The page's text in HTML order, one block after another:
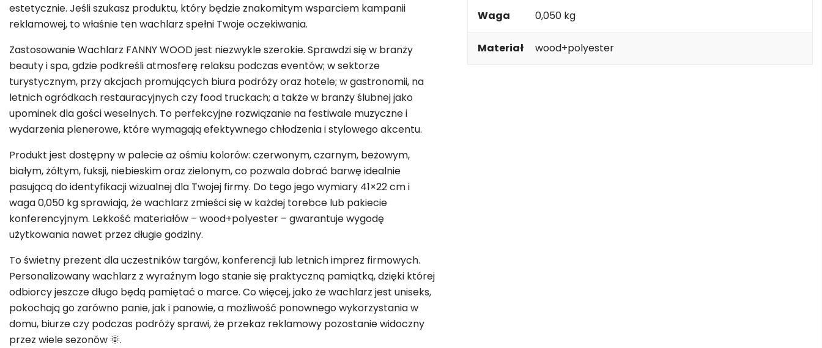
estetycznie. Jeśli szukasz produktu, który będzie znakomitym wsparciem kampanii
reklamowej, to właśnie ten wachlarz spełni Twoje oczekiwania.
Zastosowanie Wachlarz FANNY WOOD jest niezwykle szerokie. Sprawdzi się w branży
beauty i spa, gdzie podkreśli atmosferę relaksu podczas eventów; w sektorze
turystycznym, przy akcjach promujących biura podróży oraz hotele; w gastronomii, na
letnich ogródkach restauracyjnych czy food truckach; a także w branży ślubnej jako
upominek dla gości weselnych. To perfekcyjne rozwiązanie na festiwale muzyczne i
wydarzenia plenerowe, które wymagają efektywnego chłodzenia i stylowego akcentu.
Produkt jest dostępny w palecie aż ośmiu kolorów: czerwonym, czarnym, beżowym,
białym, żółtym, fuksji, niebieskim oraz zielonym, co pozwala dobrać barwę idealnie
pasującą do identyfikacji wizualnej dla Twojej firmy. Do tego jego wymiary 41×22 cm i
waga 0,050 kg sprawiają, że wachlarz zmieści się w każdej torebce lub pakiecie
konferencyjnym. Lekkość materiałów – wood+polyester – gwarantuje wygodę
użytkowania nawet przez długie godziny.
To świetny prezent dla uczestników targów, konferencji lub letnich imprez firmowych.
Personalizowany wachlarz z wyraźnym logo stanie się praktyczną pamiątką, dzięki której
odbiorcy jeszcze długo będą pamiętać o marce. Co więcej, jako że wachlarz jest uniseks,
pokochają go zarówno panie, jak i panowie, a możliwość ponownego wykorzystania w
domu, biurze czy podczas podróży sprawi, że przekaz reklamowy pozostanie widoczny
przez wiele sezonów 🌞.
Waga 0,050 kg
Materiał wood+polyester